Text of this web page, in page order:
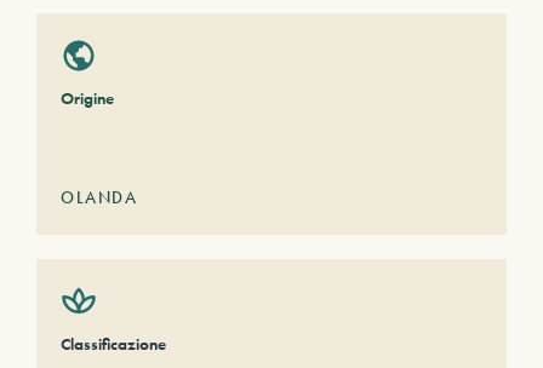
Origine
OLANDA
Classificazione